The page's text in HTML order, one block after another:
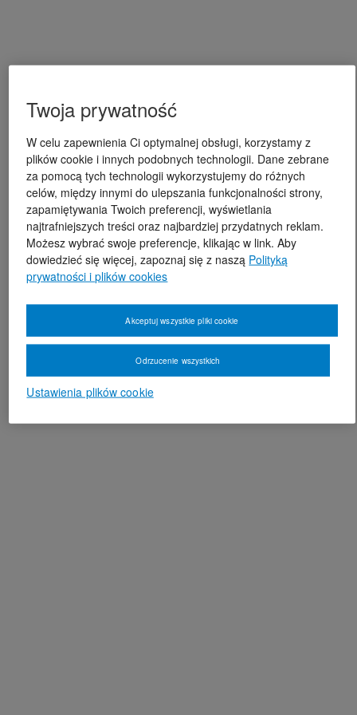
Twoja prywatność
W celu zapewnienia Ci optymalnej obsługi, korzystamy z
plików cookie i innych podobnych technologii. Dane zebrane
za pomocą tych technologii wykorzystujemy do różnych
celów, między innymi do ulepszania funkcjonalności strony,
zapamiętywania Twoich preferencji, wyświetlania
najtrafniejszych treści oraz najbardziej przydatnych reklam.
Możesz wybrać swoje preferencje, klikając w link. Aby
dowiedzieć się więcej, zapoznaj się z naszą Polityką
prywatności i plików cookies
Ustawienia plików cookie
Odrzucenie wszystkich
Akceptuj wszystkie pliki cookie